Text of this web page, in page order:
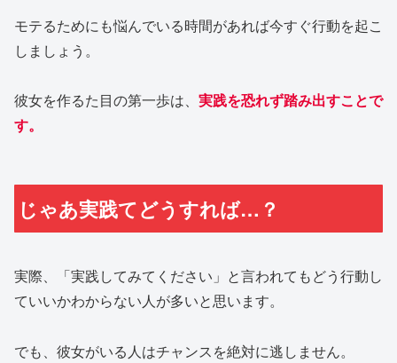
モテるためにも悩んでいる時間があれば今すぐ行動を起こ
しましょう。
彼女を作るた目の第一歩は、 実践を恐れず踏み出すことで
す。
じゃあ実践てどうすれば…？
実際、「実践してみてください」と言われてもどう行動し
ていいかわからない人が多いと思います。
でも、彼女がいる人はチャンスを絶対に逃しません。